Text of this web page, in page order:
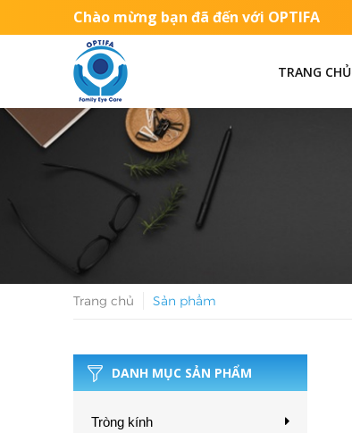
Chào mừng bạn đã đến với OPTIFA
TRANG CHỦ
Trang chủ Sản phẩm
DANH MỤC SẢN PHẨM
Tròng kính